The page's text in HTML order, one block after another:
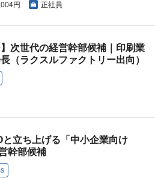
円 正社員
次世代の経営幹部候補｜印刷業
（ラクスルファクトリー出向）
と立ち上げる「中小企業向け
幹部候補